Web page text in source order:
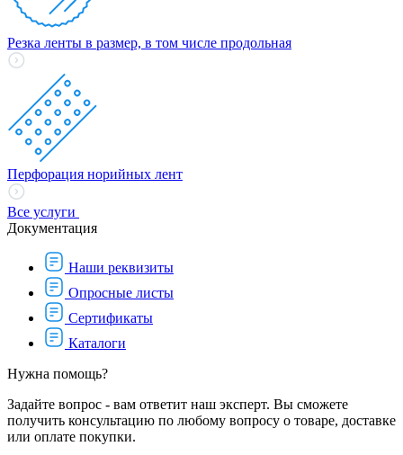
Резка ленты в размер, в том числе продольная
Перфорация норийных лент
Все услуги
Документация
Наши реквизиты
Опросные листы
Сертификаты
Каталоги
Нужна помощь?
Задайте вопрос - вам ответит наш эксперт. Вы сможете
получить консультацию по любому вопросу о товаре, доставке
или оплате покупки.